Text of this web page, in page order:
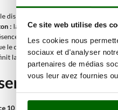
Ce site web utilise des
Les cookies nous
sociaux et d'analyser
partenaires de médias
vous leur avez fournies
le dispositif dédié soulève
: la course rapide approche le
de deux pompes augmente le
le diamètre maximal de la bûche
la longueur maximale de la bûche
une fendeuse
10 tonnes
offrent une puissance